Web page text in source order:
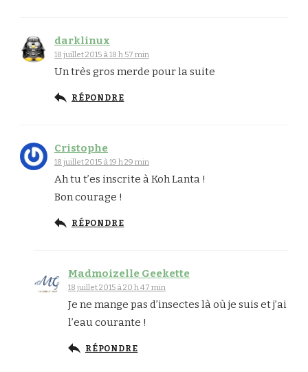
darklinux
18 juillet 2015 à 18 h 57 min
Un très gros merde pour la suite
RÉPONDRE
Cristophe
18 juillet 2015 à 19 h 29 min
Ah tu t’es inscrite à Koh Lanta !
Bon courage !
RÉPONDRE
Madmoizelle Geekette
18 juillet 2015 à 20 h 47 min
Je ne mange pas d’insectes là où je suis et j’ai
l’eau courante !
RÉPONDRE